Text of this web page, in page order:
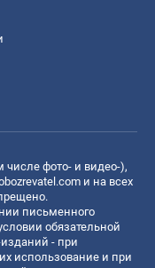
фото- и видео-),
и на всех
письменного
обязательной
изданий - при
использование и при